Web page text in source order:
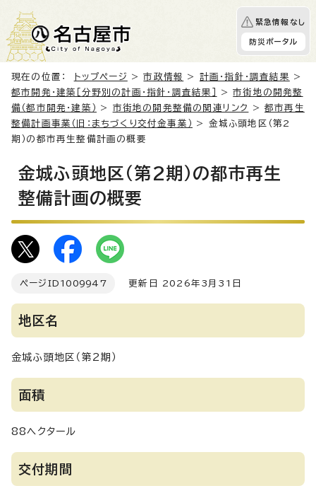
緊急情報なし
防災ポータル
現在の位置： トップページ >市政情報 > 計画・指針・調査結果
>
都市開発・建築［分野別の計画・指針・調査結果］
>市街地の開発整
備（都市開発・建築）
> 市街地の開発整備の関連リンク >都市再生
整備計画事業（旧：まちづくり交付金事業）
> 金城ふ頭地区（第2
期）の都市再生整備計画の概要
金城ふ頭地区（第2期）の都市再生
整備計画の概要
ページID 1009947 更新日 2026年3月31日
地区名
金城ふ頭地区（第2期）
面積
88ヘクタール
交付期間